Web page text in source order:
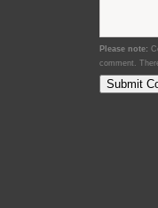
Please note:
comment.